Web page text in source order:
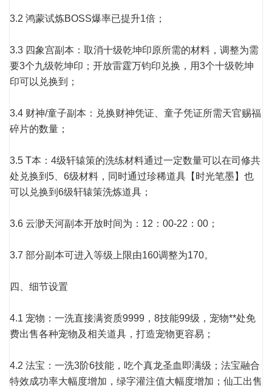
3.2 鸿蒙试炼BOSS爆率已提升1倍；
3.3 四象宫副本：取消十级乾坤印原所需的材料，调整为需
要3个九级乾坤印；开放雷霆万钧印兑换，用3个十级乾坤
印可以兑换到；
3.4 财神/童子副本：兑换财神凭证、童子凭证所需天官赐福
碎片的数量；
3.5 T本：4级轩辕策的洗练材料通过一定数量可以在司修共
处兑换到5、6级材料，同时通过珍稀道具【时光笔墨】也
可以兑换到6级轩辕策洗炼道具；
3.6 云渺天河副本开放时间为：12：00-22：00；
3.7 部分副本可进入等级上限由160调整为170。
四、细节设置
4.1 宠物：一洗直接满资质9999，8技能99级，宠物**处免
费出售各种宠物及相关道具，打造宠物更容易；
4.2 法宝：一洗3阶6技能，吃个真龙圣血即满级；法宝融合
特效成功率大幅度增加，绿字灌注值大幅度增加；仙工出售